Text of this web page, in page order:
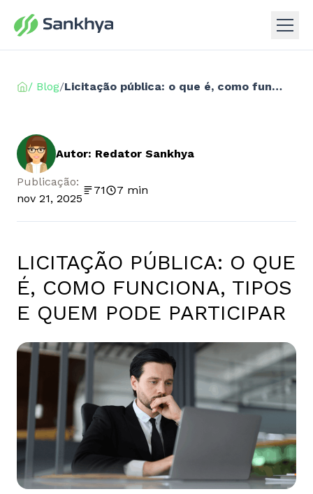
/ Blog/ Licitação pública: o que é, como funciona, tipos e quem pode participar
Autor: Redator Sankhya
Publicação:
nov 21, 2025
71 7 min
LICITAÇÃO PÚBLICA: O QUE
É, COMO FUNCIONA, TIPOS
E QUEM PODE PARTICIPAR